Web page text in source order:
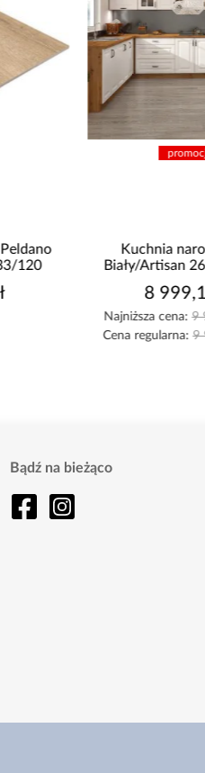
120
promocja
Kuchnia
Biały/Artisan
Cm
8
Najniższa cena:9
Cena regularna:9
Bądź na bieżąco